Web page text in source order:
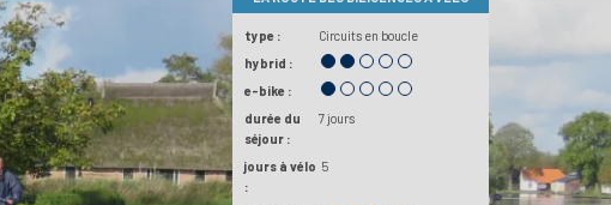
type :
Circuits en boucle
hybrid :
e-bike :
durée du
séjour :
7 jours
jours à vélo
:
5